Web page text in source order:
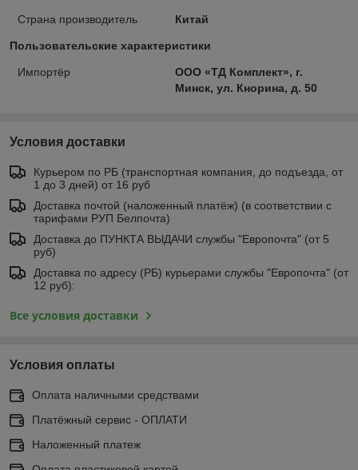
Страна производитель Китай
Пользовательские характеристики
Импортёр
ООО «ТД Комплект», г.
Минск, ул. Кнорина, д. 50
Условия доставки
Курьером по РБ (транспортная компания, до подъезда, от
1 до 3 дней) от 16 руб
Доставка почтой (наложенный платёж) (в соответствии с
тарифами РУП Белпочта)
Доставка до ПУНКТА ВЫДАЧИ службы "Европочта" (от 5
руб)
Доставка по адресу (РБ) курьерами службы "Европочта" (от
12 руб):
Все условия доставки
Условия оплаты
Оплата наличными средствами
Платёжный сервис - ОПЛАТИ
Наложенный платеж